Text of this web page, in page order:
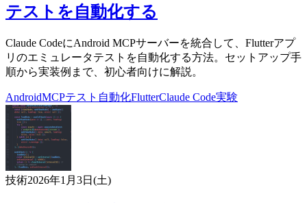
テストを自動化する
Claude CodeにAndroid MCPサーバーを統合して、Flutterアプ
リのエミュレータテストを自動化する方法。セットアップ手
順から実装例まで、初心者向けに解説。
AndroidMCPテスト自動化FlutterClaude Code実験
技術2026年1月3日(土)